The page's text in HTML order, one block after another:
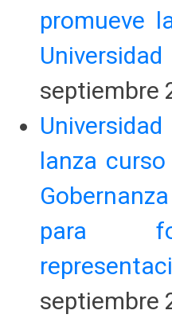
promueve
septiembre
lanza
para
septiembre